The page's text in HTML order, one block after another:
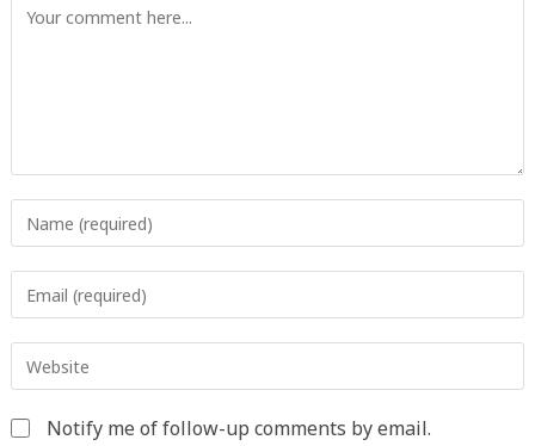
Comment
your
username
to
comment
your
address
to
comment
your
URL
Notify me of follow-up comments by email.